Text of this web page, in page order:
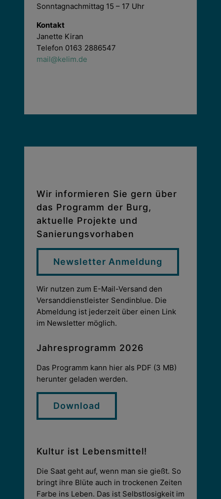
Sonntagnachmittag 15 – 17 Uhr
Kontakt
Janette Kiran
Telefon 0163 2886547
mail@kelim.de
Wir informieren Sie gern über
das Programm der Burg,
aktuelle Projekte und
Sanierungsvorhaben
Newsletter Anmeldung
Wir nutzen zum E-Mail-Versand den
Versanddienstleister Sendinblue. Die
Abmeldung ist jederzeit über einen Link
im Newsletter möglich.
Jahresprogramm 2026
Das Programm kann hier als PDF (3 MB)
herunter geladen werden.
Download
Kultur ist Lebensmittel!
Die Saat geht auf, wenn man sie gießt. So
bringt ihre Blüte auch in trockenen Zeiten
Farbe ins Leben. Das ist Selbstlosigkeit im